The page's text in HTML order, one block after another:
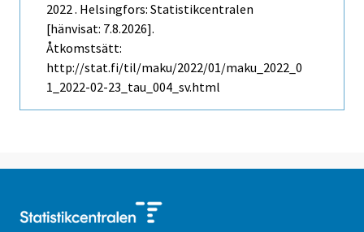
2022 . Helsingfors: Statistikcentralen
[hänvisat: 7.8.2026].
Åtkomstsätt:
http://stat.fi/til/maku/2022/01/maku_2022_0
1_2022-02-23_tau_004_sv.html